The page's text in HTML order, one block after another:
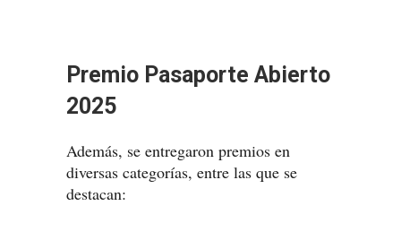
Premio Pasaporte Abierto
2025
Además, se entregaron premios en
diversas categorías, entre las que se
destacan: